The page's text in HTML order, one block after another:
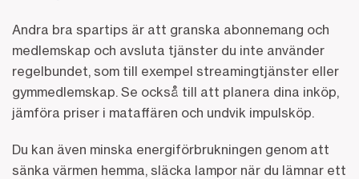
Andra bra spartips är att granska abonnemang och
medlemskap och avsluta tjänster du inte använder
regelbundet, som till exempel streamingtjänster eller
gymmedlemskap. Se också till att planera dina inköp,
jämföra priser i mataffären och undvik impulsköp.
Du kan även minska energiförbrukningen genom att
sänka värmen hemma, släcka lampor när du lämnar ett